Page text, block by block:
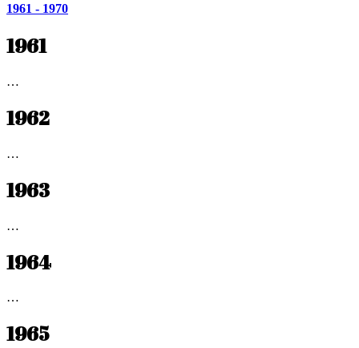
1961 - 1970
1961
…
1962
…
1963
…
1964
…
1965